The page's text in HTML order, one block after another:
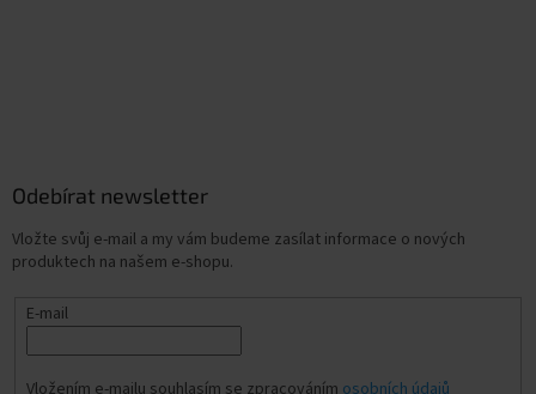
Odebírat newsletter
Vložte svůj e-mail a my vám budeme zasílat informace o nových
produktech na našem e-shopu.
E-mail